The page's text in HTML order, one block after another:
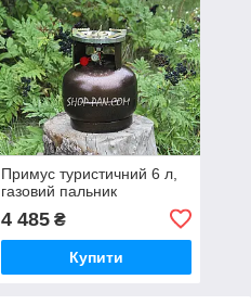
Примус туристичний 6 л,
газовий пальник
4 485₴
Купити